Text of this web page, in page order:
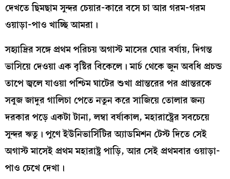
দেখতে ছিমছাম সুন্দর চেয়ার-কারে বসে চা আর গরম-গরম
ওয়াড়া-পাও খাচ্ছি আমরা।
সহ্যাদ্রির সঙ্গে প্রথম পরিচয় অগাস্ট মাসের ঘোর বর্ষায়, দিগন্ত
ভাসিয়ে দেওয়া এক বৃষ্টির বিকেলে। মার্চ থেকে জুন অবধি প্রচন্ড
তাপে জ্বলে যাওয়া পশ্চিম ঘাটের শুখা প্রান্তরের পর প্রান্তরকে
সবুজ জাদুর গালিচা পেতে নতুন করে সাজিয়ে তোলার জন্য
দরকার পড়ে একটা টানা, লম্বা বর্ষাকাল, মহারাষ্ট্রের সবচেয়ে
সুন্দর ঋতু। পুণে ইউনিভার্সিটির অ্যাডমিশন টেস্ট দিতে সেই
অগাস্ট মাসেই প্রথম মহারাষ্ট্র পাড়ি, আর সেই প্রথমবার ওয়াড়া-
পাও চেখে দেখা।